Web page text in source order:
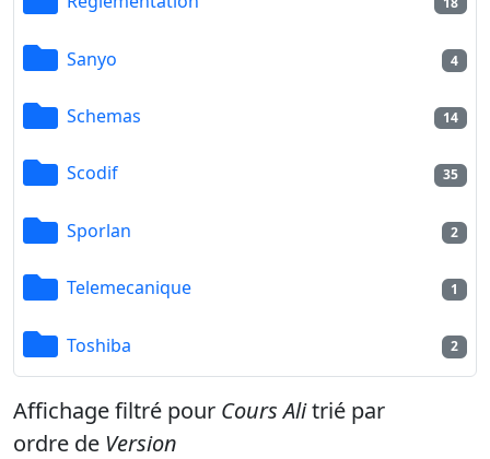
Sanyo 4
Schemas 14
Scodif 35
Sporlan 2
Telemecanique 1
Toshiba 2
Affichage filtré pour Cours Alitrié par
ordre de Version